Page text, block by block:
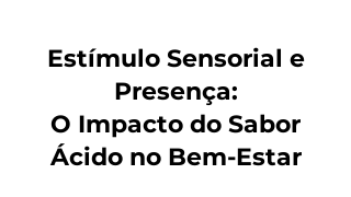
Estímulo Sensorial e
Presença:
O Impacto do Sabor
Ácido no Bem-Estar